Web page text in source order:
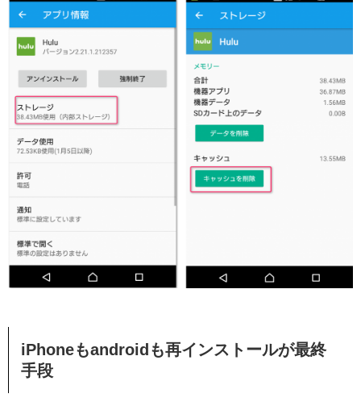
iPhoneもandroidも再インストールが最終
手段